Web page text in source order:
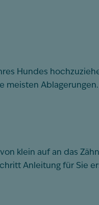
Hundes
meisten Ablagerungen.
klein auf an das
Anleitung für Sie